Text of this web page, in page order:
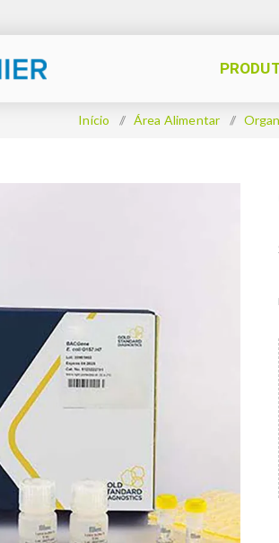
Início / Área Alimentar /